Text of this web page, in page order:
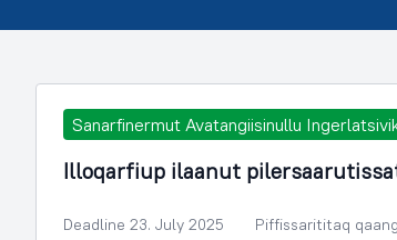
Sanarfinermut Avatangiisinullu
Illoqarfiup ilaanut
Deadline 23. July 2025 Piffissarititaq